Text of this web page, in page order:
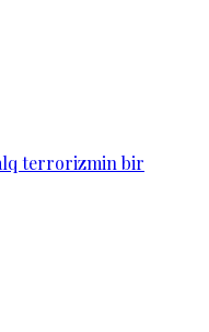
terrorizmin bir